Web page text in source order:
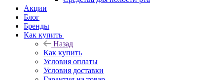
Акции
Блог
Бренды
Как купить
Назад
Как купить
Условия оплаты
Условия доставки